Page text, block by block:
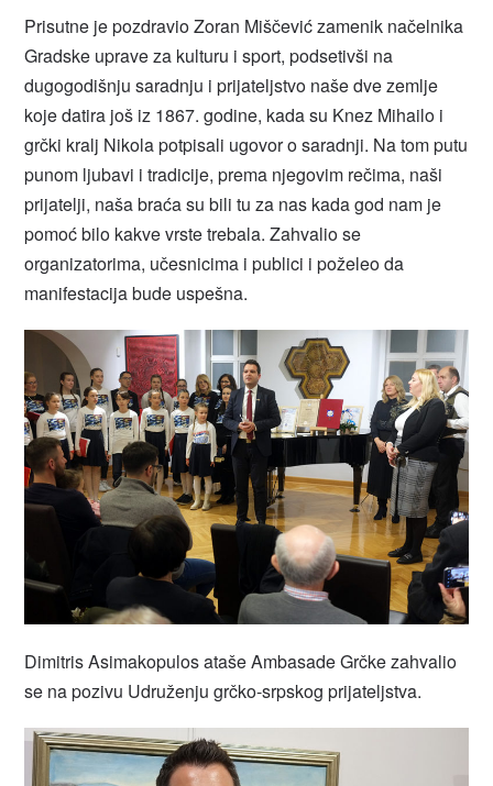
Prisutne je pozdravio Zoran Miščević zamenik načelnika
Gradske uprave za kulturu i sport, podsetivši na
dugogodišnju saradnju i prijateljstvo naše dve zemlje
koje datira još iz 1867. godine, kada su Knez Mihailo i
grčki kralj Nikola potpisali ugovor o saradnji. Na tom putu
punom ljubavi i tradicije, prema njegovim rečima, naši
prijatelji, naša braća su bili tu za nas kada god nam je
pomoć bilo kakve vrste trebala. Zahvalio se
organizatorima, učesnicima i publici i poželeo da
manifestacija bude uspešna.
Dimitris Asimakopulos ataše Ambasade Grčke zahvalio
se na pozivu Udruženju grčko-srpskog prijateljstva.